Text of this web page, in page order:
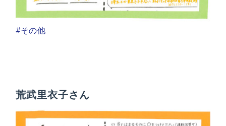
#その他
荒武里衣子さん